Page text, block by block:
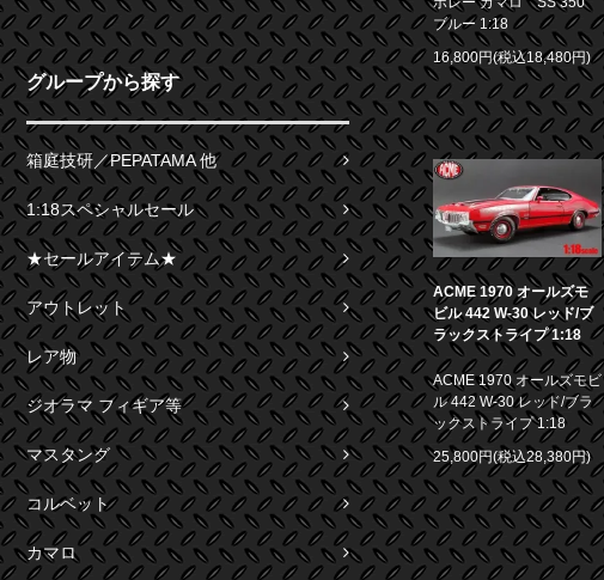
グループから探す
箱庭技研／PEPATAMA 他
1:18スペシャルセール
★セールアイテム★
アウトレット
レア物
ジオラマ フィギア等
マスタング
コルベット
カマロ
ブルー 1:18
16,800円(税込18,480円)
ACME 1970 オールズモ
ビル 442 W-30 レッド/ブ
ラックストライプ 1:18
ACME 1970 オールズモビ
ル 442 W-30 レッド/ブラ
ックストライプ 1:18
25,800円(税込28,380円)